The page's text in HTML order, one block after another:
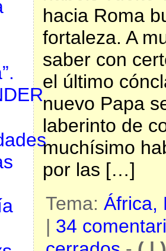
hacia Roma
fortaleza. A
saber con
el último
nuevo Papa
laberinto de
muchísimo
por las […]
Tema: África,
| 34